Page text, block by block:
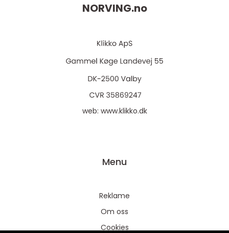
NORVING.no
web: www.klikko.dk
Menu
Reklame
Om oss
Cookies